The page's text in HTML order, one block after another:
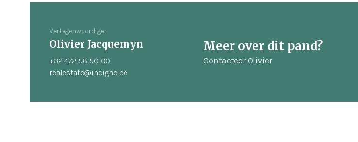
Vertegenwoordiger
Olivier Jacquemyn
+32 472 58 50 00
realestate@incigno.be
Meer over dit pand?
Contacteer Olivier